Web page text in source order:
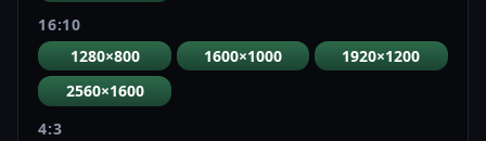
16:10
1280×800
1600×1000
1920×1200
2560×1600
4:3